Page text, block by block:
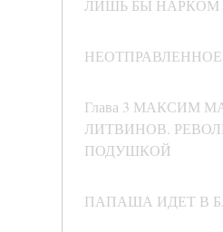
ЛИШЬ БЫ НАРКОМ
Глава 3 МАКСИМ
ЛИТВИНОВ.
ПОДУШКОЙ
ПАПАША ИДЕТ В